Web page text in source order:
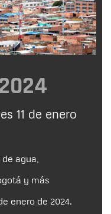
11 de enero
agua,
y más
enero de 2024.